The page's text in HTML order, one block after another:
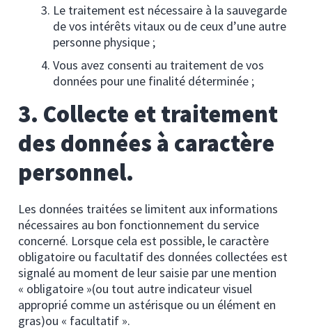
Le traitement est nécessaire à la sauvegarde
de vos intérêts vitaux ou de ceux d’une autre
personne physique ;
Vous avez consenti au traitement de vos
données pour une finalité déterminée ;
3. Collecte et traitement
des données à caractère
personnel.
Les données traitées se limitent aux informations
nécessaires au bon fonctionnement du service
concerné. Lorsque cela est possible, le caractère
obligatoire ou facultatif des données collectées est
signalé au moment de leur saisie par une mention
« obligatoire »(ou tout autre indicateur visuel
approprié comme un astérisque ou un élément en
gras)ou « facultatif ».